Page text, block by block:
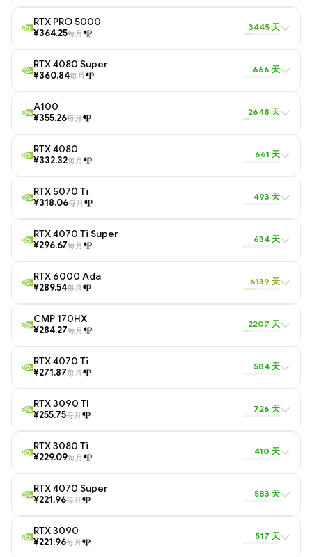
RTX PRO 5000
¥364.25每月
3445 天
RTX 4080 Super
¥360.84每月
666 天
A100
¥355.26每月
2648 天
RTX 4080
¥332.32每月
661 天
RTX 5070 Ti
¥318.06每月
493 天
RTX 4070 Ti Super
¥296.67每月
634 天
RTX 6000 Ada
¥289.54每月
6139 天
CMP 170HX
¥284.27每月
2207 天
RTX 4070 Ti
¥271.87每月
584 天
RTX 3090 TI
¥255.75每月
726 天
RTX 3080 Ti
¥229.09每月
410 天
RTX 4070 Super
¥221.96每月
583 天
RTX 3090
¥221.96每月
517 天